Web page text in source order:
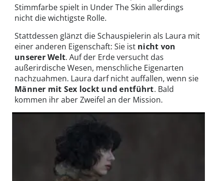
Stimmfarbe spielt in Under The Skin allerdings
nicht die wichtigste Rolle.
Stattdessen glänzt die Schauspielerin als Laura mit
einer anderen Eigenschaft: Sie ist nicht von
unserer Welt. Auf der Erde versucht das
außerirdische Wesen, menschliche Eigenarten
nachzuahmen. Laura darf nicht auffallen, wenn sie
Männer mit Sex lockt und entführt. Bald
kommen ihr aber Zweifel an der Mission.